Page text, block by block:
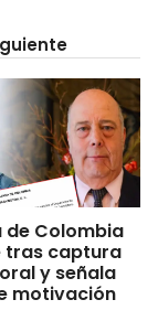
de Colombia
tras captura
y señala
motivación